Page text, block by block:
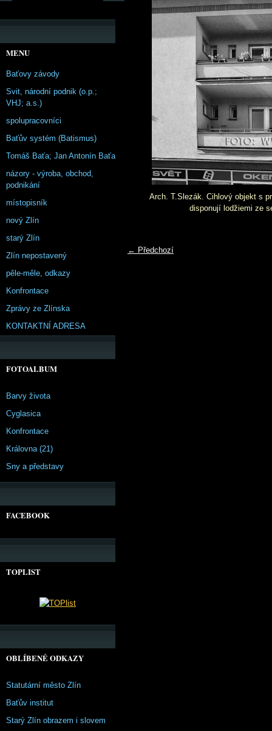
Arch. T.Slezák. Cihlový objekt s
disponují lodžiemi ze
← Předchozí
MENU
Baťovy závody
Svit, národní podnik (o.p.;
VHJ; a.s.)
spolupracovníci
Baťův systém (Batismus)
Tomáš Baťa; Jan Antonín Baťa
názory - výroba, obchod,
podnikání
místopisník
nový Zlín
starý Zlín
Zlín nepostavený
pêle-mêle, odkazy
Konfrontace
Zprávy ze Zlínska
KONTAKTNÍ ADRESA
FOTOALBUM
Barvy života
Cyglasica
Konfrontace
Královna (21)
Sny a představy
FACEBOOK
TOPLIST
OBLÍBENÉ ODKAZY
Statutární město Zlín
Baťův institut
Starý Zlín obrazem i slovem